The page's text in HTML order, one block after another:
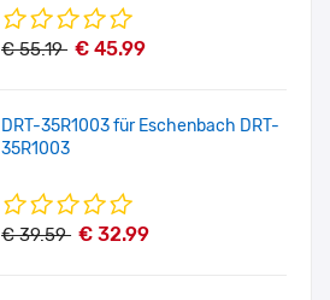
€ 55.19 € 45.99
DRT-35R1003 für Eschenbach DRT-
35R1003
€ 39.59 € 32.99